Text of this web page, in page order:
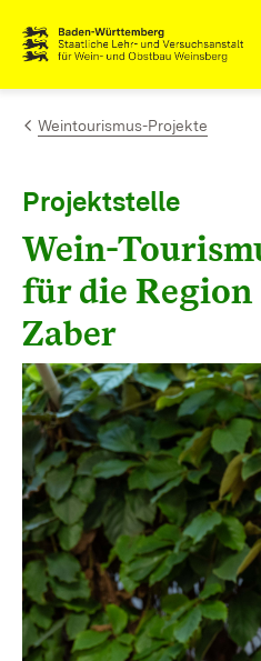
Zum Inhalt springen
Link zur Startseite
Weintourismus-Projekte
Projektstelle
Wein-
für die
Zaber